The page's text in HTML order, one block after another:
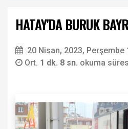
HATAY'DA BURUK
20 Nisan, 2023, Perşembe
Ort. 1 dk. 8 sn. okuma